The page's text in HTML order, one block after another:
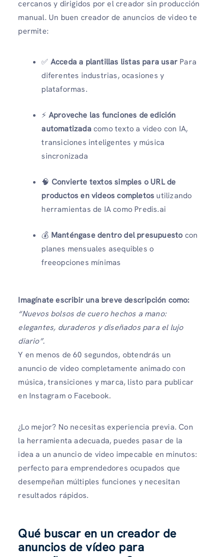
cercanos y dirigidos por el creador sin producción
manual. Un buen creador de anuncios de video te
permite:
✅ Acceda a plantillas listas para usar Para
diferentes industrias, ocasiones y
plataformas.
⚡ Aproveche las funciones de edición
automatizadacomo texto a video con IA,
transiciones inteligentes y música
sincronizada
🧠 Convierte textos simples o URL de
productos en videos completos utilizando
herramientas de IA como Predis.ai
💰 Manténgase dentro del presupuesto con
planes mensuales asequibles o
freeopciones mínimas
Imagínate escribir una breve descripción como:
“Nuevos bolsos de cuero hechos a mano:
elegantes, duraderos y diseñados para el lujo
diario”.
Y en menos de 60 segundos, obtendrás un
anuncio de video completamente animado con
música, transiciones y marca, listo para publicar
en Instagram o Facebook.
¿Lo mejor? No necesitas experiencia previa. Con
la herramienta adecuada, puedes pasar de la
idea a un anuncio de video impecable en minutos:
perfecto para emprendedores ocupados que
desempeñan múltiples funciones y necesitan
resultados rápidos.
Qué buscar en un creador de
anuncios de vídeo para